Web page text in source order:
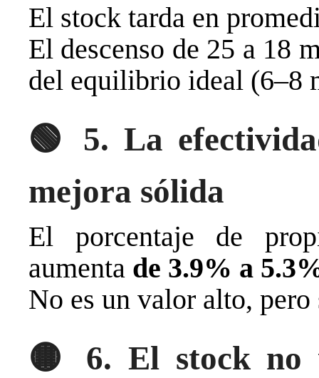
El stock tarda en
El descenso de 25 a 18
del equilibrio ideal (6–8
🟢 5. La
mejora sólida
El porcentaje de
aumenta de 3.9% a
No es un valor alto,
🟡 6. El stock no